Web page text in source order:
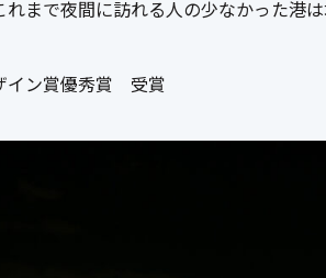
まで夜間に訪れる人の少なかった港
イン賞優秀賞 受賞